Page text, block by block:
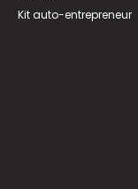
Kit auto-entrepreneur